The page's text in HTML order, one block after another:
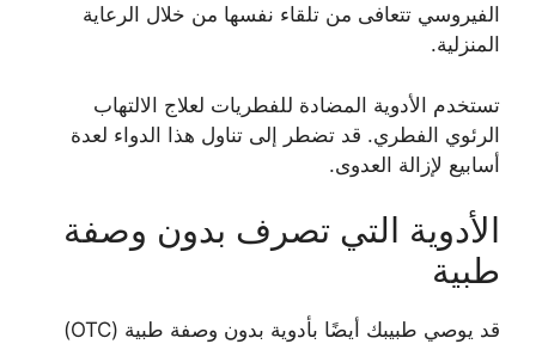
الفيروسي تتعافى من تلقاء نفسها من خلال الرعاية
المنزلية.
تستخدم الأدوية المضادة للفطريات لعلاج الالتهاب
الرئوي الفطري. قد تضطر إلى تناول هذا الدواء لعدة
أسابيع لإزالة العدوى.
الأدوية التي تصرف بدون وصفة
طبية
قد يوصي طبيبك أيضًا بأدوية بدون وصفة طبية (OTC)